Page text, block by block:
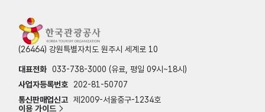
(26464) 강원특별자치도 원주시 세계로 10
대표전화 033-738-3000 (유료, 평일 09시~18시)
사업자등록번호
202-81-50707
통신판매업신고 제2009-서울중구-1234호
이용 가이드